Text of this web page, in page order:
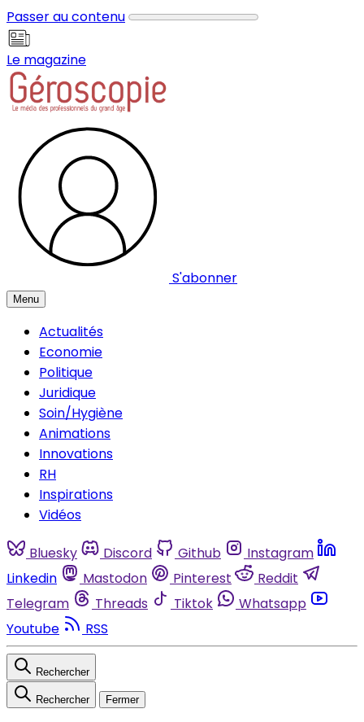
Passer au contenu
Le magazine
S'abonner
Menu
Actualités
Economie
Politique
Juridique
Soin/Hygiène
Animations
Innovations
RH
Inspirations
Vidéos
Bluesky Discord Github
Instagram
Linkedin
Mastodon Pinterest
Reddit
Telegram
Threads Tiktok
Whatsapp
Youtube
RSS
Rechercher
Rechercher Fermer
Panneau de gestion des cookies